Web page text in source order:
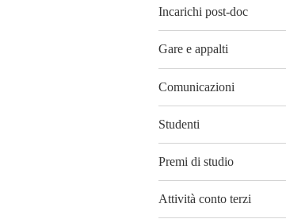
Incarichi post-doc
Gare e appalti
Comunicazioni
Studenti
Premi di studio
Attività conto terzi